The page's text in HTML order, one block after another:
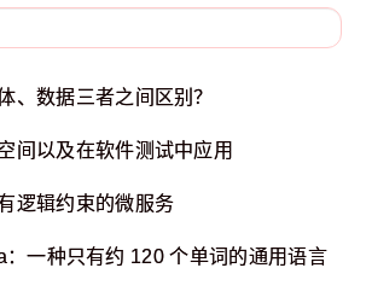
、数据三者之间区别？
间以及在软件测试中应用
逻辑约束的微服务
：一种只有约 120 个单词的通用语言